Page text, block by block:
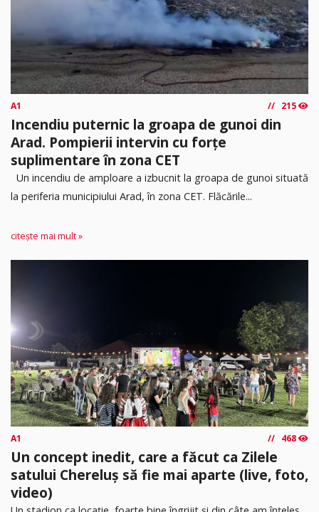
A1 215
Incendiu puternic la groapa de gunoi din
Arad. Pompierii intervin cu forțe
suplimentare în zona CET
Un incendiu de amploare a izbucnit la groapa de gunoi situată
la periferia municipiului Arad, în zona CET. Flăcările...
citește mai mult »
A1 468
Un concept inedit, care a făcut ca Zilele
satului Chereluș să fie mai aparte (live, foto,
video)